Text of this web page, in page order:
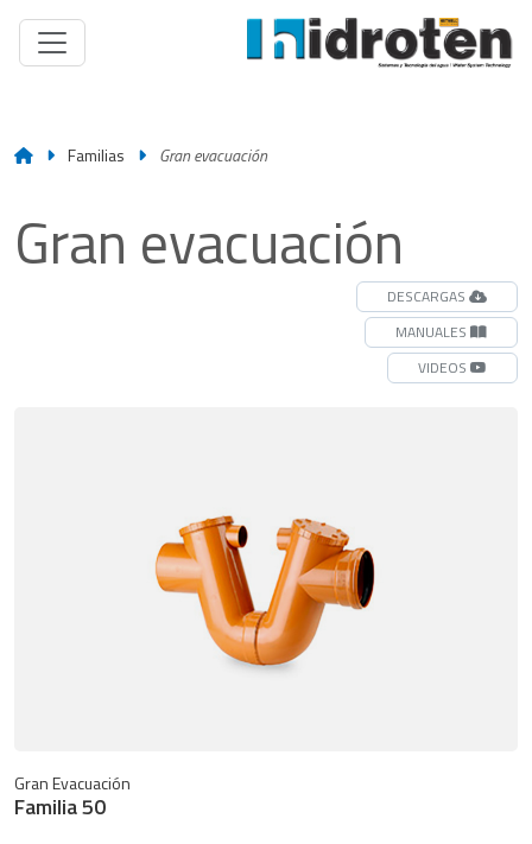
Familias Gran evacuación
Gran evacuación
DESCARGAS
MANUALES
VIDEOS
Gran Evacuación
Familia 50